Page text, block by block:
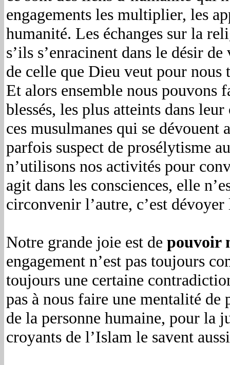
engagements les multiplier, les
humanité. Les échanges sur la
s’ils s’enracinent dans le désir
de celle que Dieu veut pour
Et alors ensemble nous pouvons
blessés, les plus atteints dans
ces musulmanes qui se dévouent
parfois suspect de prosélytisme
n’utilisons nos activités pour
agit dans les consciences, elle
circonvenir l’autre, c’est
Notre grande joie est de pouvoir
engagement n’est pas toujours
toujours une certaine
pas à nous faire une mentalité de
de la personne humaine, pour la
croyants de l’Islam le savent